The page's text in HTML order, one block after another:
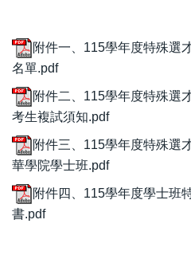
附件一、115學年度特殊選
名單.pdf
附件二、115學年度特殊選
考生複試須知.pdf
附件三、115學年度特殊選
華學院學士班.pdf
附件四、115學年度學士班
書.pdf